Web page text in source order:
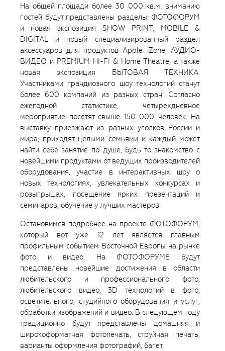
На общей площади более 30 000 кв.м. вниманию
гостей будут представлены разделы: ФОТОФОРУМ
и новая экспозиция SHOW PRINT, MOBILE &
DIGITAL и новый специализированный раздел
аксессуаров для продуктов Apple iZone, АУДИО-
ВИДЕО и PREMIUM HI-FI & Home Theatre, а также
новая экспозиция БЫТОВАЯ ТЕХНИКА.
Участниками грандиозного шоу технологий станут
более 600 компаний из разных стран. Согласно
ежегодной статистике, четырехдневное
мероприятие посетят свыше 150 000 человек. На
выставку приезжают из разных уголков России и
мира, приходят целыми семьями и каждый может
найти себе занятие по душе, будь то знакомство с
новейшими продуктами от ведущих производителей
оборудования, участие в интерактивных шоу о
новых технологиях, увлекательных конкурсах и
розыгрышах, посещение ярких презентаций и
семинаров, обучение у лучших мастеров.
Остановимся подробнее на проекте ФОТОФОРУМ,
который вот уже 12 лет является главным
профильным событием Восточной Европы на рынке
фото и видео. На ФОТОФОРУМЕ будут
представлены новейшие достижения в области
любительского и профессионального фото,
любительского видео, 3D технологий в фото,
осветительного, студийного оборудования и услуг,
обработки изображений и видео. В следующем году
традиционно будут представлены домашняя и
широкоформатная фотопечать, струйная печать,
варианты оформления фотографий, багет.